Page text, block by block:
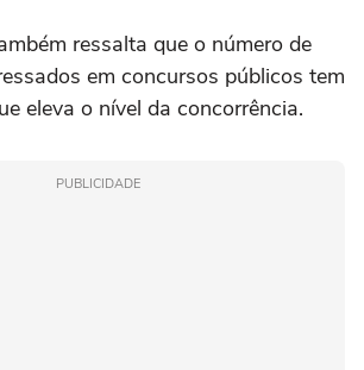
ressalta que o número de
em concursos públicos tem
eleva o nível da concorrência.
PUBLICIDADE